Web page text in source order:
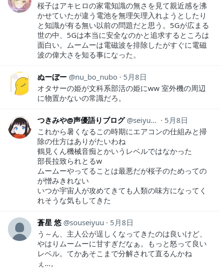
桜子はアキヒロの家電知識の無さを見て親近感を沸
かせていたが違う電池を無理矢理入れようとしたり
と知識が有る無い以前の問題だと思う。5Gが広まる
世の中、5Gは本当に安全なのかと追求するところは
面白い。ムームーは電磁波を排除したがすぐに電磁
波の偉大さを知る事になった。
ぬーぼー nu_bo_nubo
5月8日
オタサーの姫が文科系部活の姫にww 室外機の周辺
に物置かないの常識だろ。
つきみや@声優語りブログ seiyugatari
5月8日
これから暑くなるこの時期にエアコンの仕組みと掃
除の仕方はありがたいわね
鶴見くん機械音痴とかいうレベルではなかった
部長拉致られとるw
ムームーやってることは最悪だが桜子のためっての
が憎みきれない
いつか宇宙人が攻めてきても人類の味方になってく
れそうな気もしてきた
蒼星 悠 souseiyuu
5月8日
う～ん、主人公が逞しくなってきたのは良いけど、
やはりムームーに甘すぎだなぁ。もっと怒って良い
レベル。てかあそこまで分解されて直るんかね
ぇ…。